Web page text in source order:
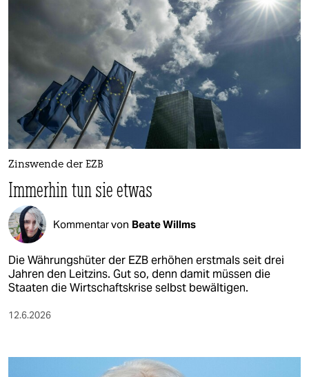
gesellschaft
sport
berlin
nord
wahrheit
verlag
verlag
veranstaltungen
shop
fragen & hilfe
Zinswende der EZB
Immerhin tun sie etwas
Kommentar von Beate Willms
Die Währungshüter der EZB erhöhen erstmals seit drei
Jahren den Leitzins. Gut so, denn damit müssen die
Staaten die Wirtschaftskrise selbst bewältigen.
12.6.2026